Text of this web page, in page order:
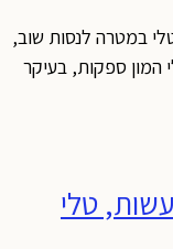
ביוני 2024 הגעתי לטלי במטרה לנסות שוב,
המון ספקות, בעיקר
טלי